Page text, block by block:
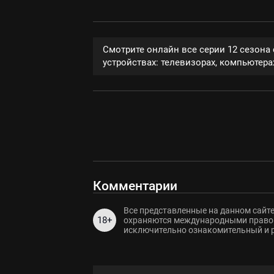
Смотрите онлайн все серии 12
устройствах: телевизорах,
Комментарии
18+
Все представленные на данном
охраняются международными
исключительно ознакомительный и